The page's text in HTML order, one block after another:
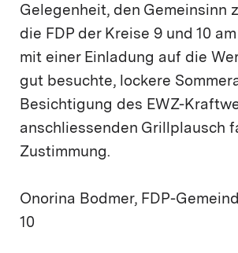
Gelegenheit, den Gemeinsinn
die FDP der Kreise 9 und 10
mit einer Einladung auf die
gut besuchte, lockere
Besichtigung des EWZ-
anschliessenden Grillplausch
Zustimmung.
Onorina Bodmer, FDP-
10